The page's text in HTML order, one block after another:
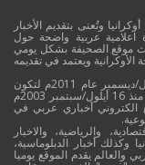
وتُعنى بتقديم الأخبار
اعلامية عربية واضحة حول
موقع الصحيفة بشكل يومي
ويعتمد في تقديمه
وقد جائت انطلاقة "أوكرانيا بالعربية" في 16 كانون الأول/ديسمبر عام 2011م لتكون
امتدادا للموقع العربي الاوكراني والذي بدأ عمله الاعلامي منذ 16 أيلول/سبتمبر 2003م
الكتروني أخباري عربي في
والرياضية، والاخبار
وكذلك أخبار الدبلوماسية،
والعالم يقدم الموقع يوميا